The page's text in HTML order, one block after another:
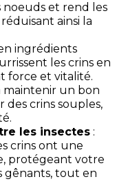
noeuds et rend les
ainsi la
ingrédients
les crins en
force et vitalité.
maintenir un bon
crins souples,
les insectes :
crins ont une
protégeant votre
gênants, tout en